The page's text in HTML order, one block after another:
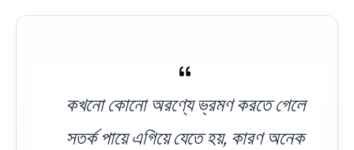
কখনো কোনো অরণ্যে ভ্রমণ করতে গেলে
সতর্ক পায়ে এগিয়ে যেতে হয়, কারণ অনেক